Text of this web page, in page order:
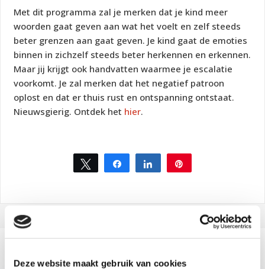
Deze website maakt gebruik van cookies
Met dit programma zal je merken dat je kind meer
woorden gaat geven aan wat het voelt en zelf steeds
beter grenzen aan gaat geven. Je kind gaat de emoties
binnen in zichzelf steeds beter herkennen en erkennen.
Maar jij krijgt ook handvatten waarmee je escalatie
voorkomt. Je zal merken dat het negatief patroon
oplost en dat er thuis rust en ontspanning ontstaat.
Nieuwsgierig. Ontdek het hier.
Tweet Share Share